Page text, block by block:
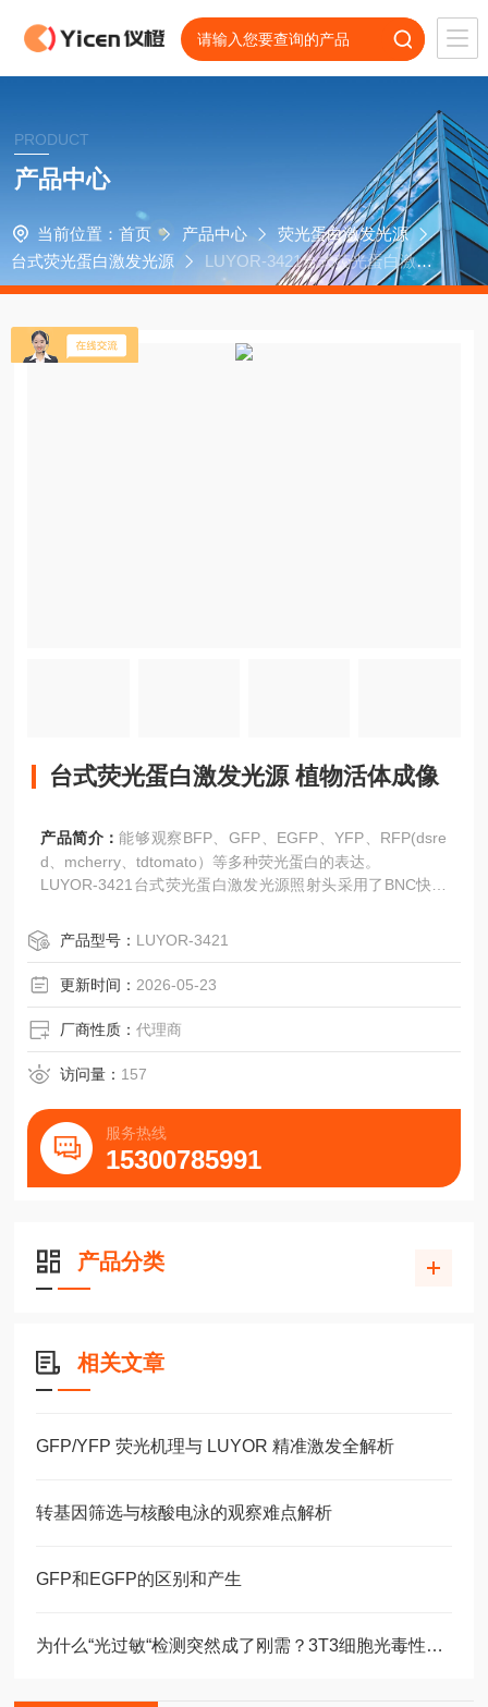
PRODUCT
产品中心
当前位置： 首页 产品中心
荧光蛋白激发光源
台式荧光蛋白激发光源
LUYOR-3421台式荧光蛋白激发
光源 植物活体成像
台式荧光蛋白激发光源 植物活体成像
产品简介：能够观察BFP、GFP、EGFP、YFP、RFP(dsre
d、mcherry、tdtomato）等多种荧光蛋白的表达。
LUYOR-3421台式荧光蛋白激发光源照射头采用了BNC快速
统，光强度调整范围为10-，满足各种辐照强度需求。
客户可以随时购买其他波段，有365nm、405nm、450nm、
488nm、505nm、530nm共6种
产品型号： LUYOR-3421
更新时间： 2026-05-23
厂商性质：代理商
访问量： 157
服务热线
15300785991
产品分类
相关文章
GFP/YFP 荧光机理与 LUYOR 精准激发全解析
转基因筛选与核酸电泳的观察难点解析
GFP和EGFP的区别和产生
为什么“光过敏“检测突然成了刚需？3T3细胞光毒性实验